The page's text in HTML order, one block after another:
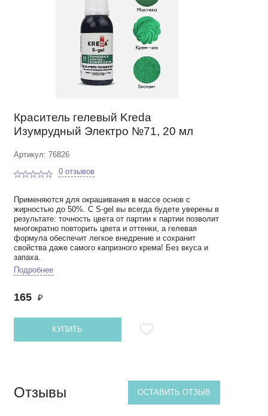
Краситель гелевый Kreda
Изумрудный Электро №71, 20 мл
Артикул: 76826
0 отзывов
Применяются для окрашивания в массе основ с
жирностью до 50%. С S-gel вы всегда будете уверены в
результате: точность цвета от партии к партии позволит
многократно повторить цвета и оттенки, а гелевая
формула обеспечит легкое внедрение и сохранит
свойства даже самого капризного крема! Без вкуса и
запаха.
Подробнее
165 ₽
КУПИТЬ
Отзывы ОСТАВИТЬ ОТЗЫВ